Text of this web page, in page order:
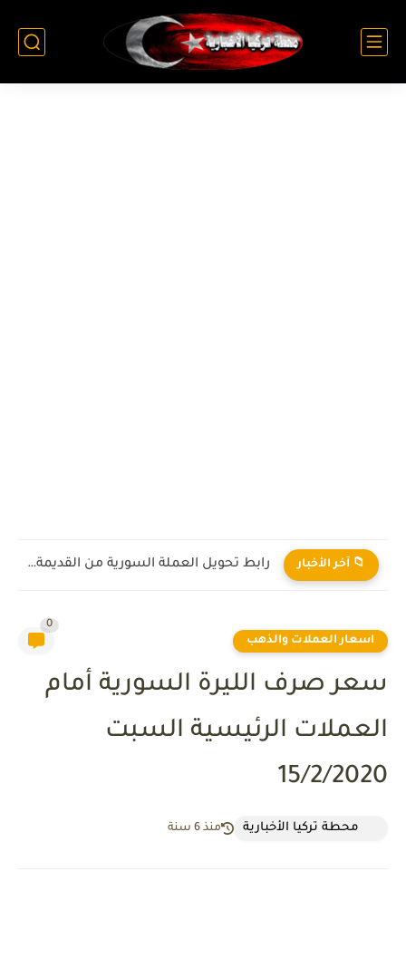
📁 آخر الأخبار رابط تحويل العملة السورية من القديمة إلى الجديدة 2026
اسعار العملات والذهب
0
سعر صرف الليرة السورية أمام
العملات الرئيسية السبت
15/2/2020
محطة تركيا الأخبارية منذ 6 سنة